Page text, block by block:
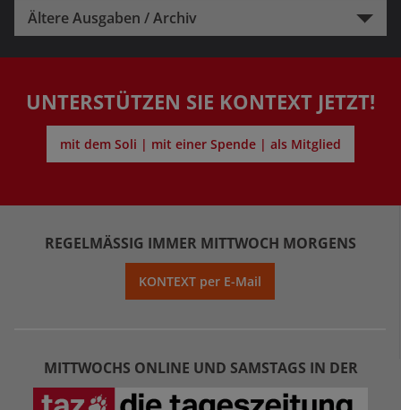
Ältere Ausgaben / Archiv
UNTERSTÜTZEN SIE KONTEXT JETZT!
mit dem Soli | mit einer Spende | als Mitglied
REGELMÄSSIG IMMER MITTWOCH MORGENS
KONTEXT per E-Mail
MITTWOCHS ONLINE UND SAMSTAGS IN DER